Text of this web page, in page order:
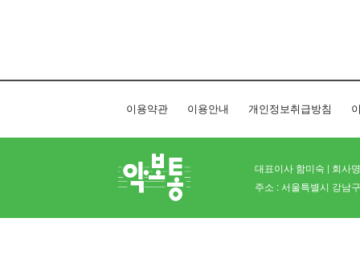
이용약관 이용안내 개인정보취급방침
대표이사 함미숙 | 회사
주소 : 서울특별시 강남